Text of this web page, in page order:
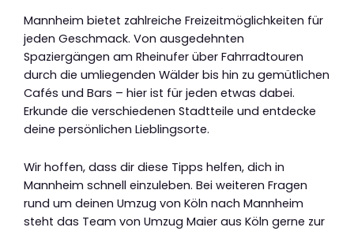
Mannheim bietet zahlreiche Freizeitmöglichkeiten für
jeden Geschmack. Von ausgedehnten
Spaziergängen am Rheinufer über Fahrradtouren
durch die umliegenden Wälder bis hin zu gemütlichen
Cafés und Bars – hier ist für jeden etwas dabei.
Erkunde die verschiedenen Stadtteile und entdecke
deine persönlichen Lieblingsorte.
Wir hoffen, dass dir diese Tipps helfen, dich in
Mannheim schnell einzuleben. Bei weiteren Fragen
rund um deinen Umzug von Köln nach Mannheim
steht das Team von Umzug Maier aus Köln gerne zur